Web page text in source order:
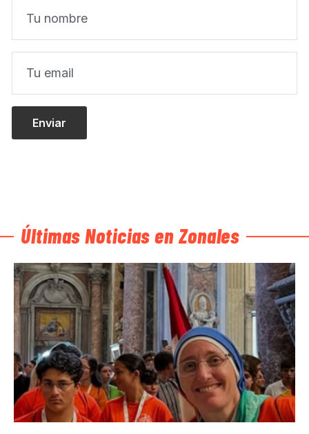
Últimas Noticias en Zonales